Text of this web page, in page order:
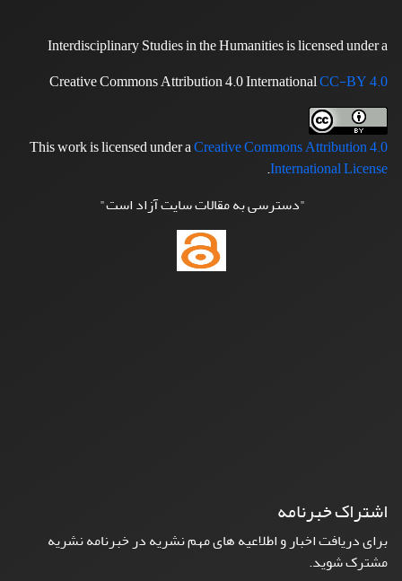
Interdisciplinary Studies in the Humanities is licensed under a
Creative Commons Attribution 4.0 InternationalCC-BY 4.0
This work is licensed under aCreative Commons Attribution 4.0
International License
.
"دسترسی به مقالات سایت آزاد است"
اشتراک خبرنامه
برای دریافت اخبار و اطلاعیه های مهم نشریه در خبرنامه نشریه
مشترک شوید.